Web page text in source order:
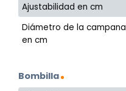
Ajustabilidad en cm
Diámetro de la campana
en cm
Bombilla